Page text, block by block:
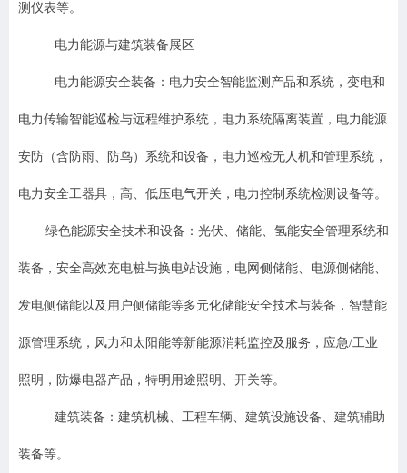
测仪表等。
电力能源与建筑装备展区
电力能源安全装备：电力安全智能监测产品和系统，变电和
电力传输智能巡检与远程维护系统，电力系统隔离装置，电力能源
安防（含防雨、防鸟）系统和设备，电力巡检无人机和管理系统，
电力安全工器具，高、低压电气开关，电力控制系统检测设备等。
绿色能源安全技术和设备：光伏、储能、氢能安全管理系统和
装备，安全高效充电桩与换电站设施，电网侧储能、电源侧储能、
发电侧储能以及用户侧储能等多元化储能安全技术与装备，智慧能
源管理系统，风力和太阳能等新能源消耗监控及服务，应急/工业
照明，防爆电器产品，特明用途照明、开关等。
建筑装备：建筑机械、工程车辆、建筑设施设备、建筑辅助
装备等。